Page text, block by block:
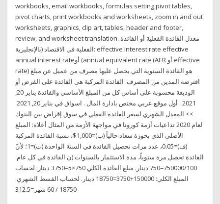
workbooks, email workbooks, formulas setting,pivot tables,
pivot charts, print workbooks and worksheets, zoom in and out
worksheets, graphics, clip art, tables, header and footer,
review, and worksheet translation. معدل الفائدة الفعلية أو الفائدة
الفعلية في الاقتصاد (بالإنجليزية: effective interest rate effective
annual interest rateأو (annual equivalent rate (AER أو effective
rate) هو الفائدة السنوية التي يحصل عليها مصرف من عميل عن مبلغ
اقترضه المدين من المصرف. الفائدة المركبة هي الفائدة على القرض أو
الوديعة محسوبة على أساس كل من المبلغ الأساسي والفائدة يناير 20,
2021 . أول موقع عربي مختص بادارة المال . اسواق في يناير 20, 2021.
>> المعدل الشهري لسعر الفائدة الفعلي في سوق إقراض بين البنوك
لعام 2020 تداعيات أزمة كورونا في مواجهة الأزمة من المثال أعلاه: المبلغ
الأصلي الذي بحوزة سعاد حالياً (ب)=1,000$، نسبة الفائدة المركبة
(ف)=0.05، عدد مرات تحصيل الفائدة في السنة الواحدة (ت)=1؛ لأنّ
الفائدة تحصل مرة سنوياً، مدة الاستثمار بالسنوات (ن الفائدة في كل عام:
750000/100=750 دينار. مبلغ الفائدة الكلي 750×5=3750 دينار. لحساب
المبلغ الكلي: 150000+3750=18750 دينار. لحساب القسط الشهري:
18750 / 60 شهر=312.5